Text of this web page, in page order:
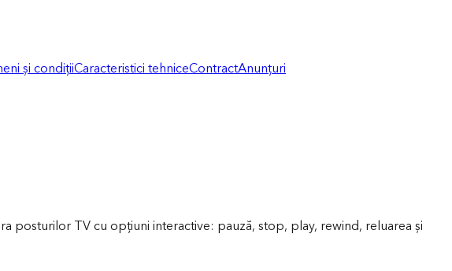
și condițiiCaracteristici tehniceContractAnunțuri
posturilor TV cu opţiuni interactive: pauză, stop, play, rewind, reluarea și